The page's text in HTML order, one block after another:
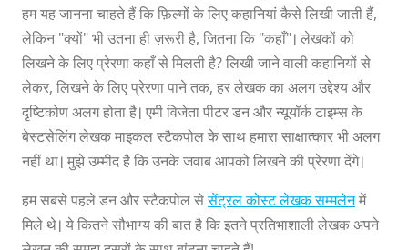
हम यह जानना चाहते हैं कि फ़िल्मों के लिए कहानियां कैसे लिखी जाती हैं,
लेकिन "क्यों" भी उतना ही ज़रूरी है, जितना कि "कहाँ"। लेखकों को
लिखने के लिए प्रेरणा कहाँ से मिलती है? लिखी जाने वाली कहानियों से
लेकर, लिखने के लिए प्रेरणा पाने तक, हर लेखक का अलग उद्देश्य और
दृष्टिकोण अलग होता है। एमी विजेता पीटर डन और न्यूयॉर्क टाइम्स के
बेस्टसेलिंग लेखक माइकल स्टैकपोल के साथ हमारा साक्षात्कार भी अलग
नहीं था। मुझे उम्मीद है कि उनके जवाब आपको लिखने की प्रेरणा देंगे।
हम सबसे पहले डन और स्टैकपोल सेसेंट्रल कोस्ट लेखक सम्मलेनमें
मिले थे। ये कितने सौभाग्य की बात है कि इतने प्रतिभाशाली लेखक अपने